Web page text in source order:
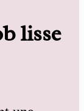
lisse